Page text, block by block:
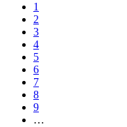
1
2
3
4
5
6
7
8
9
…